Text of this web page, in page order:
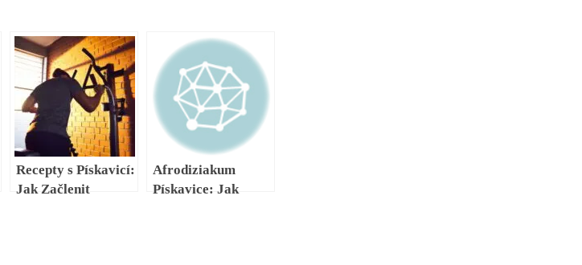
Recepty s Pískavicí:
Jak Začlenit
Afrodiziakum
Pískavice: Jak